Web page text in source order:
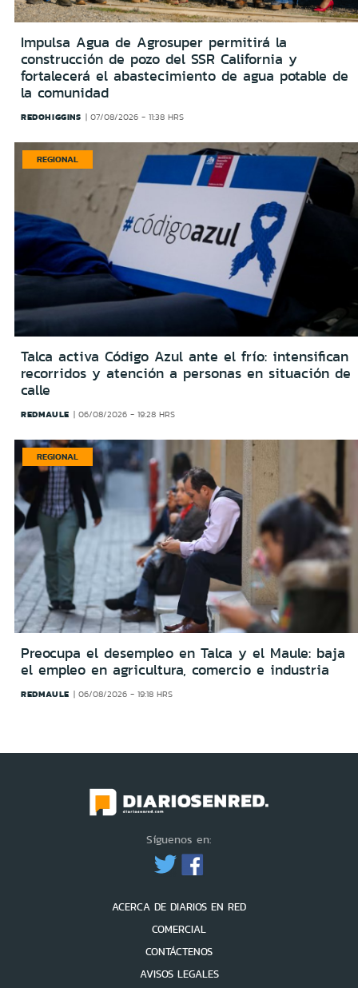
Impulsa Agua de Agrosuper permitirá la
construcción de pozo del SSR California y
fortalecerá el abastecimiento de agua potable de
la comunidad
REDOHIGGINS 07/08/2026 - 11:38 HRS
REGIONAL
Talca activa Código Azul ante el frío: intensifican
recorridos y atención a personas en situación de
calle
REDMAULE 06/08/2026 - 19:28 HRS
REGIONAL
Preocupa el desempleo en Talca y el Maule: baja
el empleo en agricultura, comercio e industria
REDMAULE 06/08/2026 - 19:18 HRS
Síguenos en:
ACERCA DE DIARIOS EN RED
COMERCIAL
CONTÁCTENOS
AVISOS LEGALES